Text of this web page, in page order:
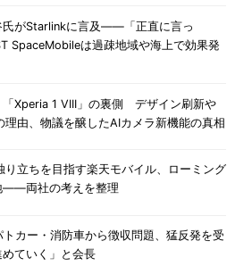
氏がStarlinkに言及――「正直に言っ
は過疎地域や海上で効果発
「Xperia 1 VIII」の裏側 デザイン刷新や
理由、物議を醸したAIカメラ新機能の真相
り立ちを目指す楽天モバイル、ローミング
――両社の考えを整理
トカー・消防車から徴収問題、猛反発を受
ていく」と会長